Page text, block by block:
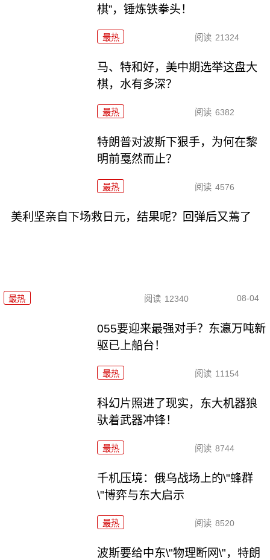
棋”，锤炼铁拳头！
最热 阅读 21324
马、特和好，美中期选举这盘大
棋，水有多深？
最热 阅读 6382
特朗普对波斯下狠手，为何在黎
明前戛然而止？
最热 阅读 4576
美利坚亲自下场救日元，结果呢？回弹后又蔫了
最热 阅读 12340 08-04
055要迎来最强对手？东瀛万吨新
驱已上船台！
最热 阅读 11154
科幻片照进了现实，东大机器狼
驮着武器冲锋！
最热 阅读 8744
千机压境：俄乌战场上的\"蜂群
\"博弈与东大启示
最热 阅读 8520
波斯要给中东\"物理断网\"，特朗